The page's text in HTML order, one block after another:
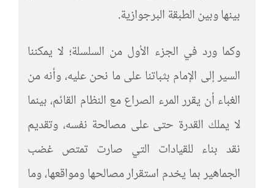
بينها وبين الطبقة البرجوازية.
وكما ورد في الجزء الأول من السلسلة؛ لا يمكننا
السير إلى الإمام بثباتنا على ما نحن عليه، وأنه من
الغباء أن يقرر المرء الصراع مع النظام القائم، بينما
لا يملك القدرة حتى على مصالحة نفسه، وتقديم
نقد بناء للقيادات التي صارت تمتص غضب
الجماهير بما يخدم استقرار مصالحها ومواقعها، وما